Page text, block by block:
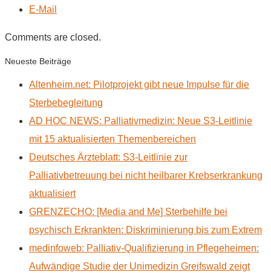
E-Mail
Comments are closed.
Neueste Beiträge
Altenheim.net: Pilotprojekt gibt neue Impulse für die
Sterbebegleitung
AD HOC NEWS: Palliativmedizin: Neue S3-Leitlinie
mit 15 aktualisierten Themenbereichen
Deutsches Ärzteblatt: S3-Leitlinie zur
Palliativbetreuung bei nicht heilbarer Krebserkrankung
aktualisiert
GRENZECHO: [Media and Me] Sterbehilfe bei
psychisch Erkrankten: Diskriminierung bis zum Extrem
medinfoweb: Palliativ-Qualifizierung in Pflegeheimen:
Aufwändige Studie der Unimedizin Greifswald zeigt